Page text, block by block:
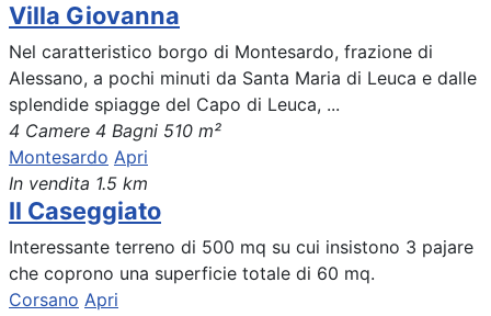
Villa Giovanna
Nel caratteristico borgo di Montesardo, frazione di
Alessano, a pochi minuti da Santa Maria di Leuca e dalle
splendide spiagge del Capo di Leuca, ...
4 Camere 4 Bagni 510 m²
Montesardo Apri
In vendita 1.5 km
Il Caseggiato
Interessante terreno di 500 mq su cui insistono 3 pajare
che coprono una superficie totale di 60 mq.
Corsano Apri